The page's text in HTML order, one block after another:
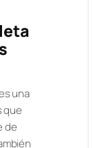
una
que
de